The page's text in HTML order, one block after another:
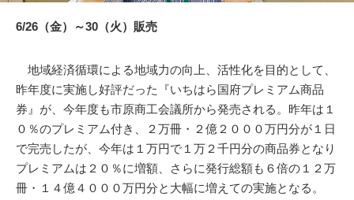
6/26（金）～30（火）販売
地域経済循環による地域力の向上、活性化を目的として、
昨年度に実施し好評だった『いちはら国府プレミアム商品
券』が、今年度も市原商工会議所から発売される。昨年は１
０％のプレミアム付き、２万冊・２億２０００万円分が１日
で完売したが、今年は１万円で１万２千円分の商品券となり
プレミアムは２０％に増額、さらに発行総額も６倍の１２万
冊・１４億４０００万円分と大幅に増えての実施となる。